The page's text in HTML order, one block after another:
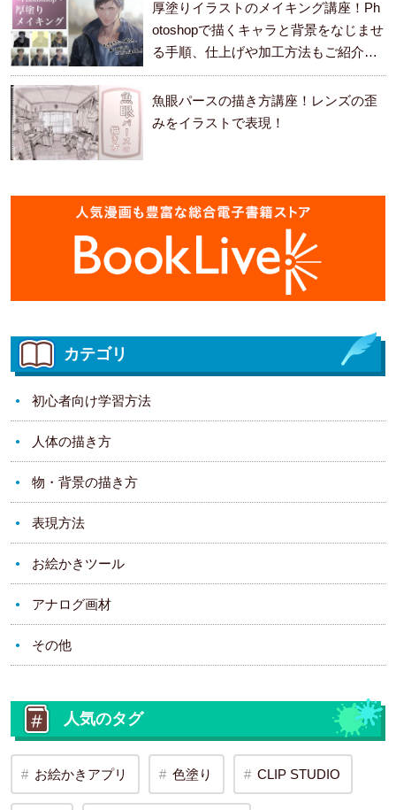
厚塗りイラストのメイキング講座！Ph
otoshopで描くキャラと背景をなじませ
る手順、仕上げや加工方法もご紹介し
ます。
魚眼パースの描き方講座！レンズの歪
みをイラストで表現！
カテゴリ
初心者向け学習方法
人体の描き方
物・背景の描き方
表現方法
お絵かきツール
アナログ画材
その他
人気のタグ
お絵かきアプリ 色塗り CLIP STUDIO